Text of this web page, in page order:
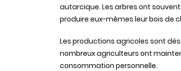
autarcique. Les arbres ont
produire eux-mêmes leur bois de
Les productions agricoles sont
nombreux agriculteurs ont
consommation personnelle.